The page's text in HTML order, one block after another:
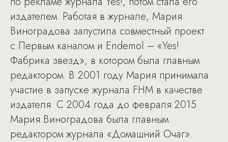
издателем. Работая в журнале, Мария
Виноградова запустила совместный проект
с Первым каналом и Еndemol – «Yes!
Фабрика звезд», в котором была главным
редактором. В 2001 году Мария принимала
участие в запуске журнала FHM в качестве
издателя. С 2004 года до февраля 2015
Мария Виноградова была главным
редактором журнала «Домашний Очаг».